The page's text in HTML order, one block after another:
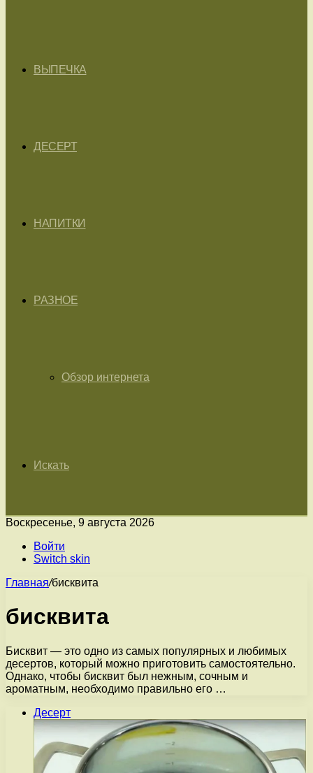
ВЫПЕЧКА
ДЕСЕРТ
НАПИТКИ
РАЗНОЕ
Обзор интернета
Искать
Воскресенье, 9 августа 2026
Войти
Switch skin
Главная/бисквита
бисквита
Бисквит — это одно из самых популярных и любимых
десертов, который можно приготовить самостоятельно.
Однако, чтобы бисквит был нежным, сочным и
ароматным, необходимо правильно его …
Десерт